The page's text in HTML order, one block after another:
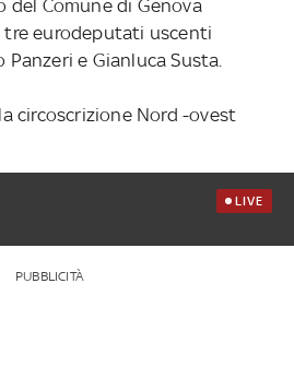
del Comune di Genova
tre eurodeputati uscenti
e Gianluca Susta.
circoscrizione Nord -ovest
LIVE
PUBBLICITÀ